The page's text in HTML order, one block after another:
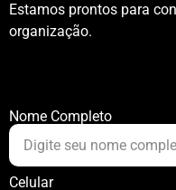
Estamos prontos para
organização.
Nome Completo
Celular